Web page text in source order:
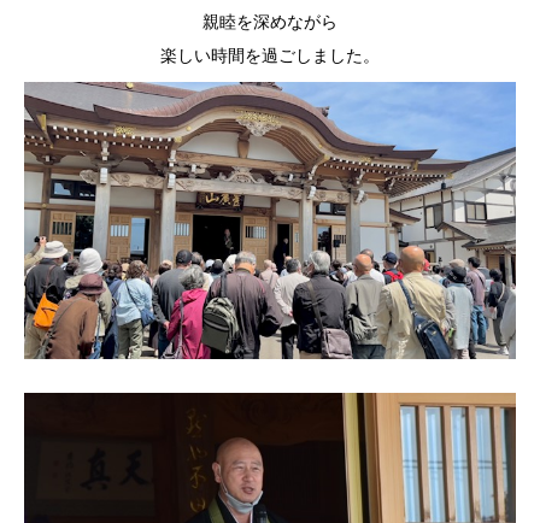
親睦を深めながら
楽しい時間を過ごしました。